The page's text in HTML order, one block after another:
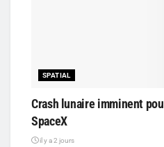
SPATIAL
Crash lunaire imminent
SpaceX
il y a 2 jours